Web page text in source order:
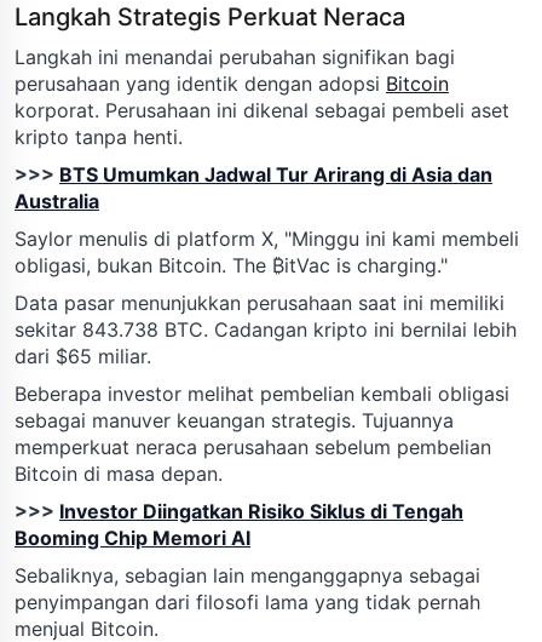
Langkah Strategis Perkuat Neraca
Langkah ini menandai perubahan signifikan bagi
perusahaan yang identik dengan adopsi Bitcoin
korporat. Perusahaan ini dikenal sebagai pembeli aset
kripto tanpa henti.
>>> BTS Umumkan Jadwal Tur Arirang di Asia dan
Australia
Saylor menulis di platform X, "Minggu ini kami membeli
obligasi, bukan Bitcoin. The ₿itVac is charging."
Data pasar menunjukkan perusahaan saat ini memiliki
sekitar 843.738 BTC. Cadangan kripto ini bernilai lebih
dari $65 miliar.
Beberapa investor melihat pembelian kembali obligasi
sebagai manuver keuangan strategis. Tujuannya
memperkuat neraca perusahaan sebelum pembelian
Bitcoin di masa depan.
>>> Investor Diingatkan Risiko Siklus di Tengah
Booming Chip Memori AI
Sebaliknya, sebagian lain menganggapnya sebagai
penyimpangan dari filosofi lama yang tidak pernah
menjual Bitcoin.